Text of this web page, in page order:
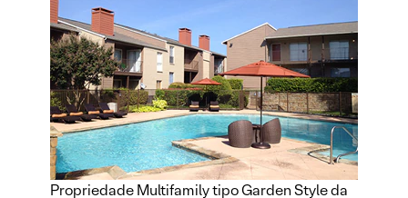
Propriedade Multifamily tipo Garden Style da